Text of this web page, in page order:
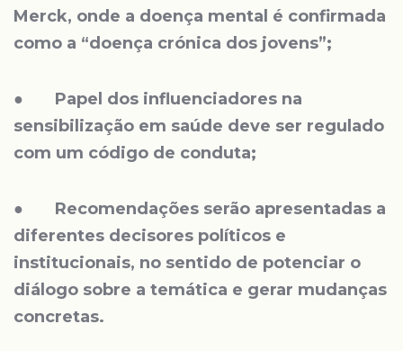
Merck, onde a doença mental é confirmada
como a “doença crónica dos jovens”;
● Papel dos influenciadores na
sensibilização em saúde deve ser regulado
com um código de conduta;
● Recomendações serão apresentadas a
diferentes decisores políticos e
institucionais, no sentido de potenciar o
diálogo sobre a temática e gerar mudanças
concretas.